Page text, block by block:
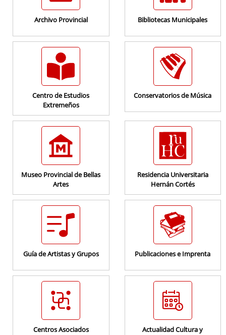
Consulta de Subvenciones
Programas Culturales
Archivo Provincial Bibliotecas Municipales
Centro de Estudios
Extremeños
Conservatorios de Música
Museo Provincial de Bellas
Artes
Residencia Universitaria
Hernán Cortés
Guía de Artistas y Grupos Publicaciones e Imprenta
Centros Asociados
Actualidad Cultura y